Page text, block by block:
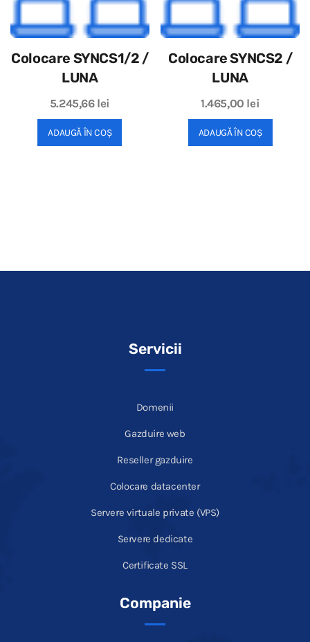
Colocare SYNCS1/2 /
LUNA
5.245,66 lei
ADAUGĂ ÎN COȘ
Colocare SYNCS2 /
LUNA
1.465,00 lei
ADAUGĂ ÎN COȘ
Servicii
Domenii
Gazduire web
Reseller gazduire
Colocare datacenter
Servere virtuale private (VPS)
Servere dedicate
Certificate SSL
Companie